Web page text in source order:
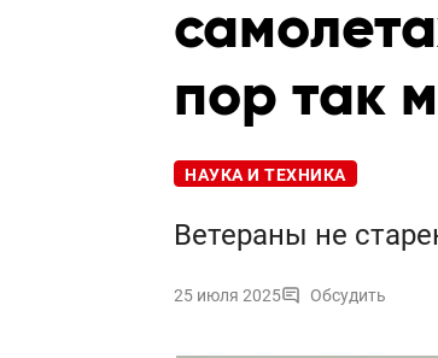
пор так
НАУКА И ТЕХНИКА
Ветераны не
25 июля 2025 Обсудить